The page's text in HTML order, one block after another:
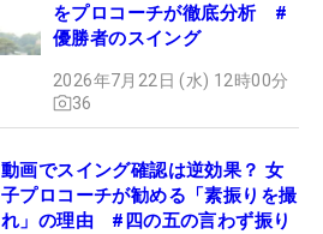
をプロコーチが徹底分析 #
優勝者のスイング
2026年7月22日 (水) 12時00分
36
動画でスイング確認は逆効果？ 女
子プロコーチが勧める「素振りを撮
れ」の理由 #四の五の言わず振り